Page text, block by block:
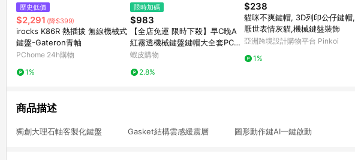
歷史低價
$2,291 (降$399)
irocks K86R 熱插拔 無線機械式
鍵盤-Gateron青軸
PChome 24h購物
1%
限時加碼
$983
【全店免運 限時下殺】早C晚A
紅霧透機械鍵盤鍵帽大全套PC移
印客製化原廠高度適機械鍵帽 測
蝦皮購物
2.8%
$238
貓咪不爽鍵帽, 3D列印公仔鍵帽,
厭世表情灰貓,機械鍵盤裝飾
亞洲跨境設計購物平台 Pinkoi
1%
商品描述
獨創大理石軸客製化鍵盤 Gasket結構雲感緩震層 圖形動作鍵AI一鍵啟動